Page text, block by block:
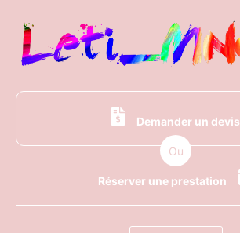
Demander un devis
Ou
Réserver une prestation